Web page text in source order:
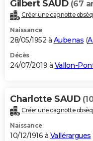
Gilbert SAUD (67
Créer une cagnotte
Naissance
28/05/1952 à Aubenas (
Décès
24/07/2019 à Vallon-
Charlotte SAUD
Créer une cagnotte
Naissance
10/12/1916 à Vallérargues